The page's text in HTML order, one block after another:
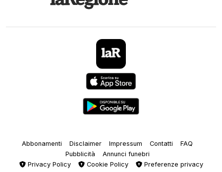
Abbonamenti Disclaimer Impressum Contatti
FAQ
Pubblicità
Annunci funebri
Privacy Policy
Cookie Policy Preferenze privacy